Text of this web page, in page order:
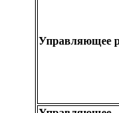
Управляющее